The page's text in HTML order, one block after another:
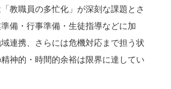
教職員の多忙化」が深刻な課題とさ
備・行事準備・生徒指導などに加
連携、さらには危機対応まで担う状
神的・時間的余裕は限界に達してい